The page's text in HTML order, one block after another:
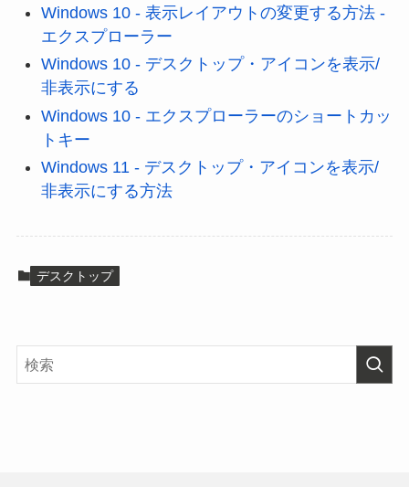
Windows 10 - 表示レイアウトの変更する方法 -
エクスプローラー
Windows 10 - デスクトップ・アイコンを表示/
非表示にする
Windows 10 - エクスプローラーのショートカッ
トキー
Windows 11 - デスクトップ・アイコンを表示/
非表示にする方法
デスクトップ